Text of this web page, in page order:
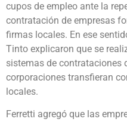
cupos de empleo ante la
contratación de empresas
firmas locales. En ese
Tinto explicaron que se
sistemas de contrataciones
corporaciones transfieran
locales.
Ferretti agregó que las